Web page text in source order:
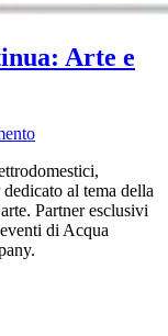
Arte e
al tema della
Partner esclusivi
di Acqua